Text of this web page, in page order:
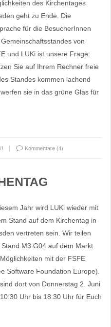
des Kirchentages
geht zu Ende. Die
für die BesucherInnen
von
und LUKi ist unsere Frage:
Sie auf Ihrem Rechner freie
Standes kommen lachend
sie in das grüne Glas für
Kommentare (4)
Jahr wird LUKi wieder mit
Stand auf dem Kirchentag in
vertreten sein. Wir teilen
M3 G04 auf dem Markt
mit der FSFE
Software Foundation Europe).
dort von Donnerstag 2. Juni
Uhr bis 18:30 Uhr für Euch